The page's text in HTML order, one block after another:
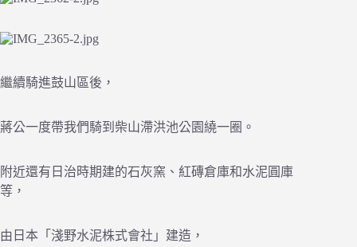
繼續騎進鼓山區後，
蔣公一度帶我們騎到柴山滯洪池公園繞一圈。
附近還有日治時期建的石灰窯、紅磚倉庫和水泥圓庫
等，
由日本「淺野水泥株式會社」建造，